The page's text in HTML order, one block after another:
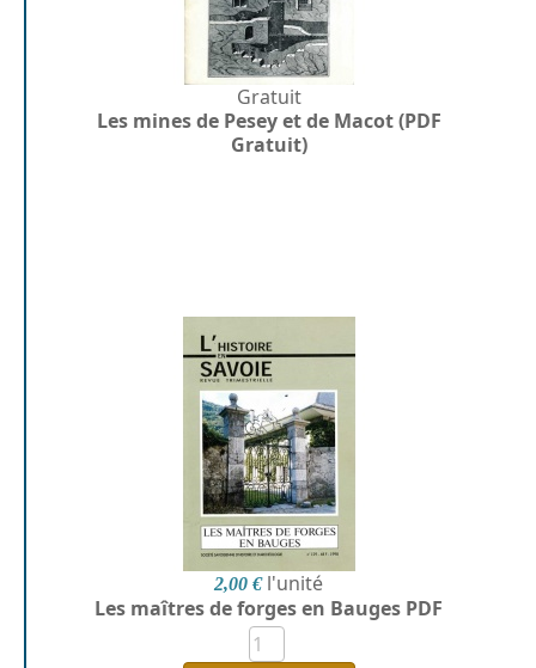
Gratuit
Les mines de Pesey et de Macot (PDF
Gratuit)
2,00 € l'unité
Les maîtres de forges en Bauges PDF